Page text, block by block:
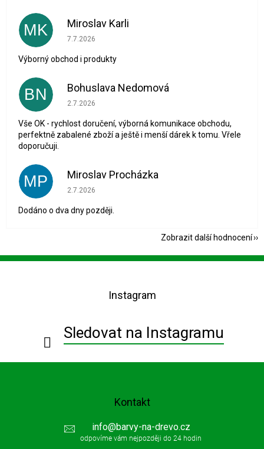
MK Miroslav Karli
Hodnocení obchodu je 5 z 5 hvězdiček.
7.7.2026
Výborný obchod i produkty
BN Bohuslava Nedomová
Hodnocení obchodu je 5 z 5 hvězdiček.
2.7.2026
Vše OK - rychlost doručení, výborná komunikace obchodu,
perfektně zabalené zboží a ještě i menší dárek k tomu. Vřele
doporučuji.
MP Miroslav Procházka
Hodnocení obchodu je 1 z 5 hvězdiček.
2.7.2026
Dodáno o dva dny později.
Zobrazit další hodnocení
Z
Instagram
Sledovat na Instagramu
Kontakt
info@barvy-na-drevo.cz